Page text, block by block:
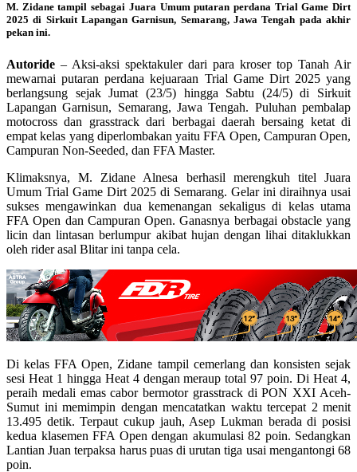
M. Zidane tampil sebagai Juara Umum putaran perdana Trial Game Dirt
2025 di Sirkuit Lapangan Garnisun, Semarang, Jawa Tengah pada akhir
pekan ini.
Autoride – Aksi-aksi spektakuler dari para kroser top Tanah Air
mewarnai putaran perdana kejuaraan Trial Game Dirt 2025 yang
berlangsung sejak Jumat (23/5) hingga Sabtu (24/5) di Sirkuit
Lapangan Garnisun, Semarang, Jawa Tengah. Puluhan pembalap
motocross dan grasstrack dari berbagai daerah bersaing ketat di
empat kelas yang diperlombakan yaitu FFA Open, Campuran Open,
Campuran Non-Seeded, dan FFA Master.
Klimaksnya, M. Zidane Alnesa berhasil merengkuh titel Juara
Umum Trial Game Dirt 2025 di Semarang. Gelar ini diraihnya usai
sukses mengawinkan dua kemenangan sekaligus di kelas utama
FFA Open dan Campuran Open. Ganasnya berbagai obstacle yang
licin dan lintasan berlumpur akibat hujan dengan lihai ditaklukkan
oleh rider asal Blitar ini tanpa cela.
Di kelas FFA Open, Zidane tampil cemerlang dan konsisten sejak
sesi Heat 1 hingga Heat 4 dengan meraup total 97 poin. Di Heat 4,
peraih medali emas cabor bermotor grasstrack di PON XXI Aceh-
Sumut ini memimpin dengan mencatatkan waktu tercepat 2 menit
13.495 detik. Terpaut cukup jauh, Asep Lukman berada di posisi
kedua klasemen FFA Open dengan akumulasi 82 poin. Sedangkan
Lantian Juan terpaksa harus puas di urutan tiga usai mengantongi 68
poin.